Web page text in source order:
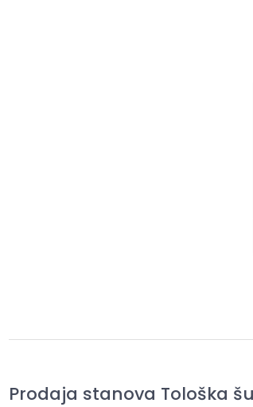
Prodaja stanova Tološka